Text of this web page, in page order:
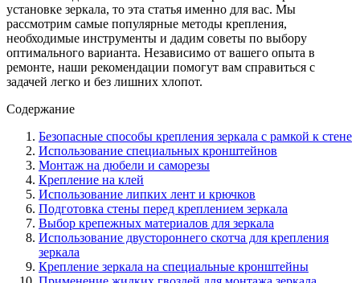
установке зеркала, то эта статья именно для вас. Мы
рассмотрим самые популярные методы крепления,
необходимые инструменты и дадим советы по выбору
оптимального варианта. Независимо от вашего опыта в
ремонте, наши рекомендации помогут вам справиться с
задачей легко и без лишних хлопот.
Содержание
Безопасные способы крепления зеркала с рамкой к стене
Использование специальных кронштейнов
Монтаж на дюбели и саморезы
Крепление на клей
Использование липких лент и крючков
Подготовка стены перед креплением зеркала
Выбор крепежных материалов для зеркала
Использование двустороннего скотча для крепления
зеркала
Крепление зеркала на специальные кронштейны